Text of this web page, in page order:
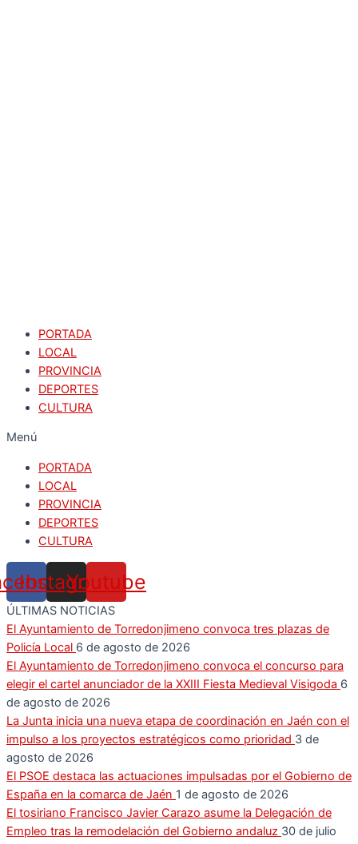
PORTADA
LOCAL
PROVINCIA
DEPORTES
CULTURA
Menú
PORTADA
LOCAL
PROVINCIA
DEPORTES
CULTURA
Instagram
Youtube
ÚLTIMAS NOTICIAS
El Ayuntamiento de Torredonjimeno convoca tres plazas de
Policía Local 6 de agosto de 2026
El Ayuntamiento de Torredonjimeno convoca el concurso para
elegir el cartel anunciador de la XXIII Fiesta Medieval Visigoda 6
de agosto de 2026
La Junta inicia una nueva etapa de coordinación en Jaén con el
impulso a los proyectos estratégicos como prioridad 3 de
agosto de 2026
El PSOE destaca las actuaciones impulsadas por el Gobierno de
España en la comarca de Jaén 1 de agosto de 2026
El tosiriano Francisco Javier Carazo asume la Delegación de
Empleo tras la remodelación del Gobierno andaluz 30 de julio